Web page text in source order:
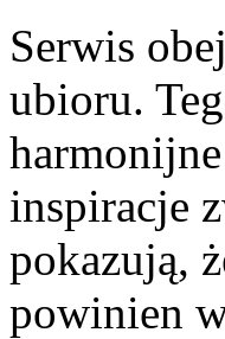
Serwis
ubioru.
inspiracje
pokazują,
powinien